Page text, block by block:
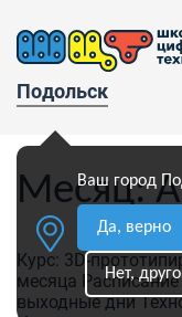
Подольск
Ваш город
Да, верно
Нет,
Месяц:
Курс: 3D-
месяца
выходные дни